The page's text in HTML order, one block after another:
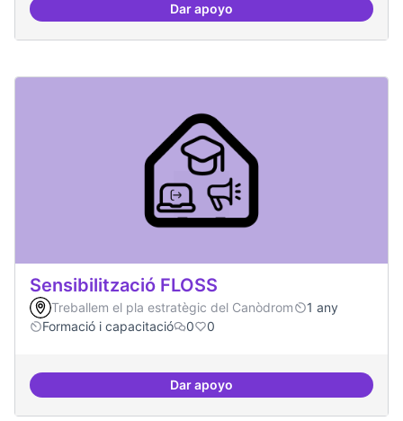
Dar apoyoFormació especialitzada en
Sensibilització FLOSS
Treballem el pla estratègic del Canòdrom
1 any
Formació i capacitació
0 0
Dar apoyoSensibilització FLOSS